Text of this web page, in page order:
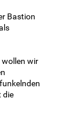
Bastion
wollen wir
die